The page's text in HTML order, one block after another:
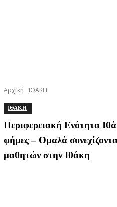
Αρχική ΙΘΑΚΗ
ΙΘΑΚΗ
Περιφερειακή Ενότητα
φήμες – Ομαλά
μαθητών στην Ιθάκη